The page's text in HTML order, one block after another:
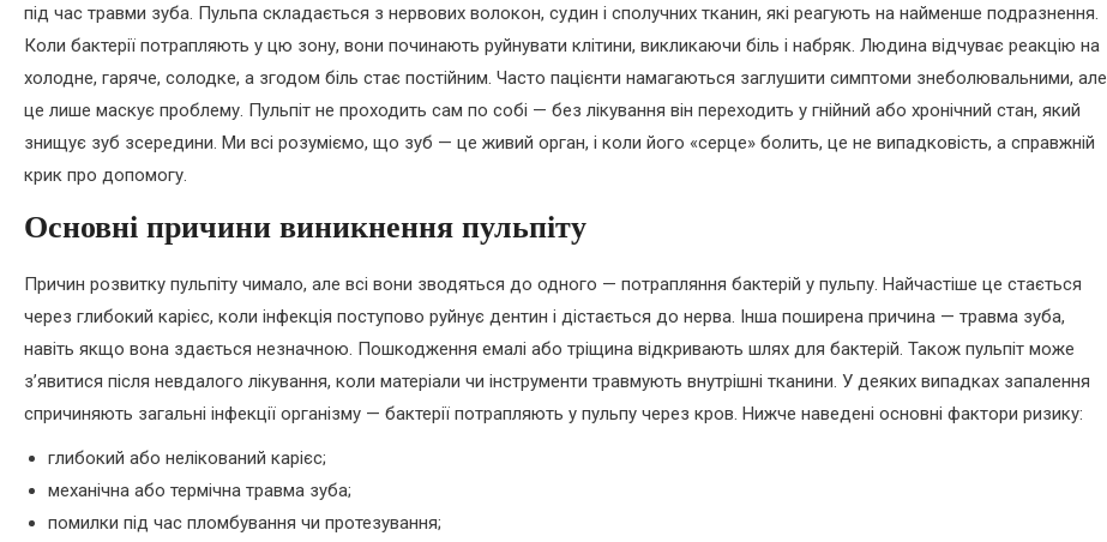
під час травми зуба. Пульпа складається з нервових волокон, судин і сполучних тканин, які реагують на найменше подразнення.
Коли бактерії потрапляють у цю зону, вони починають руйнувати клітини, викликаючи біль і набряк. Людина відчуває реакцію на
холодне, гаряче, солодке, а згодом біль стає постійним. Часто пацієнти намагаються заглушити симптоми знеболювальними, але
це лише маскує проблему. Пульпіт не проходить сам по собі — без лікування він переходить у гнійний або хронічний стан, який
знищує зуб зсередини. Ми всі розуміємо, що зуб — це живий орган, і коли його «серце» болить, це не випадковість, а справжній
крик про допомогу.
Основні причини виникнення пульпіту
Причин розвитку пульпіту чимало, але всі вони зводяться до одного — потрапляння бактерій у пульпу. Найчастіше це стається
через глибокий карієс, коли інфекція поступово руйнує дентин і дістається до нерва. Інша поширена причина — травма зуба,
навіть якщо вона здається незначною. Пошкодження емалі або тріщина відкривають шлях для бактерій. Також пульпіт може
з’явитися після невдалого лікування, коли матеріали чи інструменти травмують внутрішні тканини. У деяких випадках запалення
спричиняють загальні інфекції організму — бактерії потрапляють у пульпу через кров. Нижче наведені основні фактори ризику:
глибокий або нелікований карієс;
механічна або термічна травма зуба;
помилки під час пломбування чи протезування;